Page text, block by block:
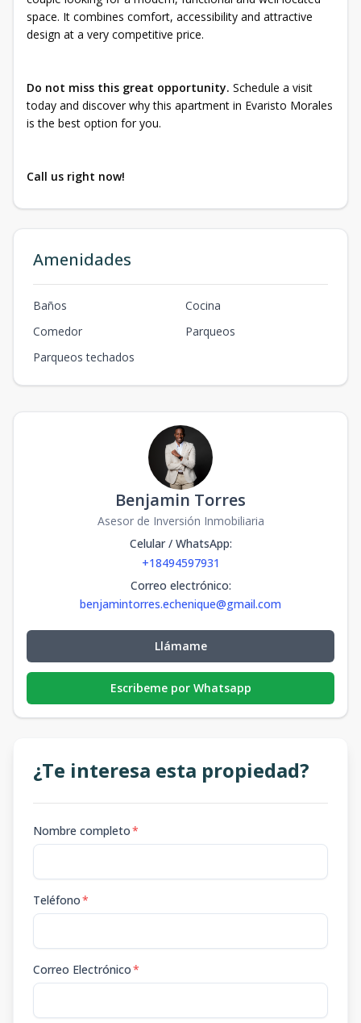
space. It combines comfort, accessibility and attractive
design at a very competitive price.
Do not miss this great opportunity. Schedule a visit
today and discover why this apartment in Evaristo Morales
is the best option for you.
Call us right now!
Amenidades
Baños
Cocina
Comedor
Parqueos
Parqueos techados
Benjamin Torres
Asesor de Inversión Inmobiliaria
Celular / WhatsApp:
+18494597931
Correo electrónico:
benjamintorres.echenique@gmail.com
Llámame
Escribeme por Whatsapp
¿Te interesa esta propiedad?
Nombre completo*
Teléfono*
Correo Electrónico*